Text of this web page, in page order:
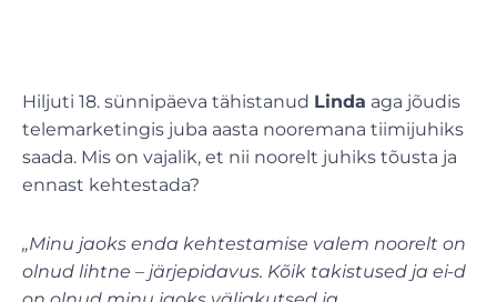
Hiljuti 18. sünnipäeva tähistanud Linda aga jõudis
telemarketingis juba aasta nooremana tiimijuhiks
saada. Mis on vajalik, et nii noorelt juhiks tõusta ja
ennast kehtestada?
„Minu jaoks enda kehtestamise valem noorelt on
olnud lihtne – järjepidavus. Kõik takistused ja ei-d